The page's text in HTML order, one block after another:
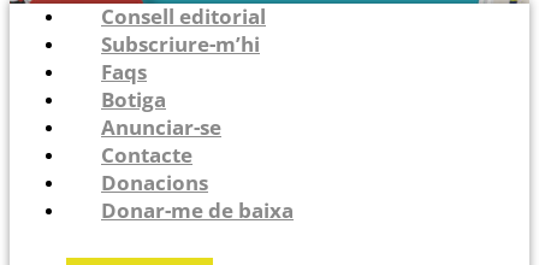
Consell editorial
Subscriure-m’hi
Faqs
Botiga
Anunciar-se
Contacte
Donacions
Donar-me de baixa